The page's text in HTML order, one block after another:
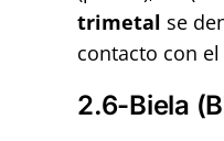
trimetal se
contacto con
2.6-Biela